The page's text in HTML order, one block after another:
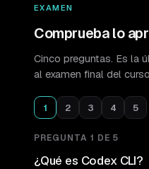
EXAMEN
Comprueba lo
Cinco preguntas. Es la
al examen final del
1 2 3 4 5
PREGUNTA 1 DE 5
¿Qué es Codex CLI?